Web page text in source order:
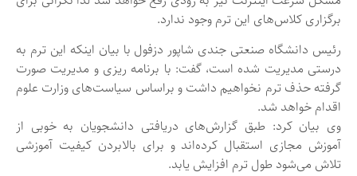
برگزاری کلاس‌های این ترم وجود ندارد.
رئیس دانشگاه صنعتی جندی شاپور دزفول با بیان اینکه این ترم به
درستی مدیریت شده است، گفت: با برنامه ریزی و مدیریت صورت
گرفته حذف ترم نخواهیم داشت و براساس سیاست‌های وزارت علوم
اقدام خواهد شد.
وی بیان کرد: طبق گزارش‌های دریافتی دانشجویان به خوبی از
آموزش مجازی استقبال کرده‌اند و برای بالابردن کیفیت آموزشی
تلاش می‌شود طول ترم افزایش یابد.